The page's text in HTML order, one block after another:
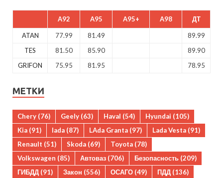
A92 A95 A95+ A98 ДТ
ATAN 77.99 81.49
89.99
TES
81.50 85.90
89.90
GRIFON
75.95 81.95 78.95
МЕТКИ
Chery (76) Geely (63) Haval (54) Hyundai (105)
Kia (91) lada (87) LAda Granta (97) Lada Vesta (91)
Renault (51) Skoda (69) Toyota (78)
Volkswagen (85) Автоваз (706) Безопасность (209)
ГИБДД (91) Закон (556) ОСАГО (49) ПДД (136)